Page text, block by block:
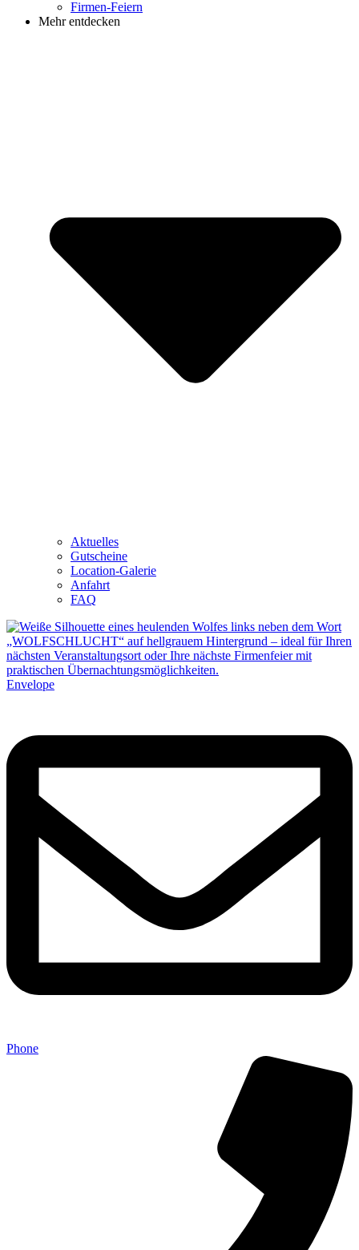
Firmen-Feiern
Mehr entdecken
Aktuelles
Gutscheine
Location-Galerie
Anfahrt
FAQ
Envelope
Phone